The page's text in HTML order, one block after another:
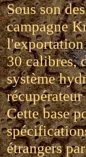
Sous son
campagne
l'exportation
30 calibres,
système
Cette base
étrangers